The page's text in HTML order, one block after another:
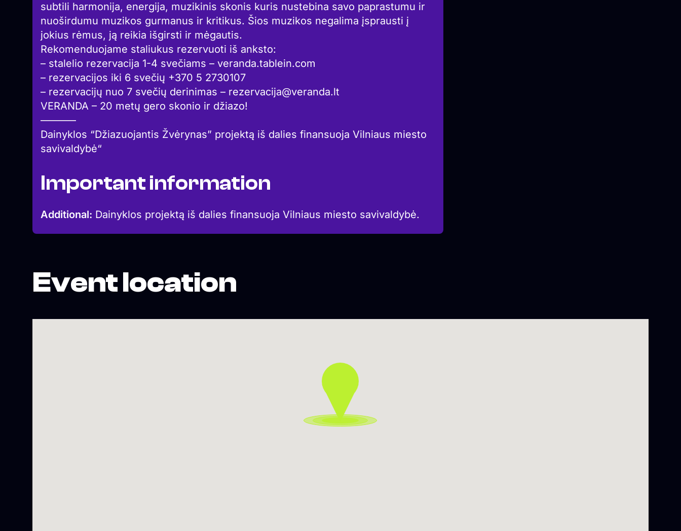
subtili harmonija, energija, muzikinis skonis kuris nustebina savo paprastumu ir
nuoširdumu muzikos gurmanus ir kritikus. Šios muzikos negalima įsprausti į
jokius rėmus, ją reikia išgirsti ir mėgautis.
Rekomenduojame staliukus rezervuoti iš anksto:
– stalelio rezervacija 1-4 svečiams – veranda.tablein.com
– rezervacijos iki 6 svečių +370 5 2730107
– rezervacijų nuo 7 svečių derinimas – rezervacija@veranda.lt
VERANDA – 20 metų gero skonio ir džiazo!
———–
Dainyklos “Džiazuojantis Žvėrynas” projektą iš dalies finansuoja Vilniaus miesto
savivaldybė“
Important information
Additional: Dainyklos projektą iš dalies finansuoja Vilniaus miesto savivaldybė.
Event location